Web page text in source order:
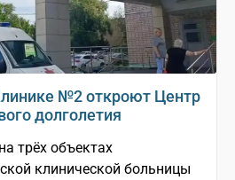
№2 откроют Центр
долголетия
трёх объектах
клинической больницы